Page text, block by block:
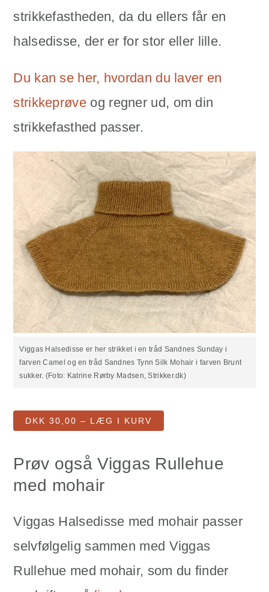
strikkefastheden, da du ellers får en
halsedisse, der er for stor eller lille.
Du kan se her, hvordan du laver en
strikkeprøve og regner ud, om din
strikkefasthed passer.
Viggas Halsedisse er her strikket i en tråd Sandnes Sunday i
farven Camel og en tråd Sandnes Tynn Silk Mohair i farven Brunt
sukker. (Foto: Katrine Rørby Madsen, Strikker.dk)
DKK 30,00 – LÆG I KURV
Prøv også Viggas Rullehue
med mohair
Viggas Halsedisse med mohair passer
selvfølgelig sammen med Viggas
Rullehue med mohair, som du finder